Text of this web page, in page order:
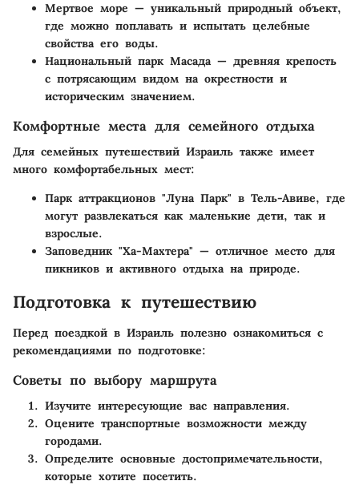
Мертвое море — уникальный природный объект,
где можно поплавать и испытать целебные
свойства его воды.
Национальный парк Масада— древняя крепость
с потрясающим видом на окрестности и
историческим значением.
Комфортные места для семейного отдыха
Для семейных путешествий Израиль также имеет
много комфортабельных мест:
Парк аттракционов "Луна Парк" в Тель-Авиве, где
могут развлекаться как маленькие дети, так и
взрослые.
Заповедник "Ха-Махтера" — отличное место для
пикников и активного отдыха на природе.
Подготовка к путешествию
Перед поездкой в Израиль полезно ознакомиться с
рекомендациями по подготовке:
Советы по выбору маршрута
Изучите интересующие вас направления.
Оцените транспортные возможности между
городами.
Определите основные достопримечательности,
которые хотите посетить.